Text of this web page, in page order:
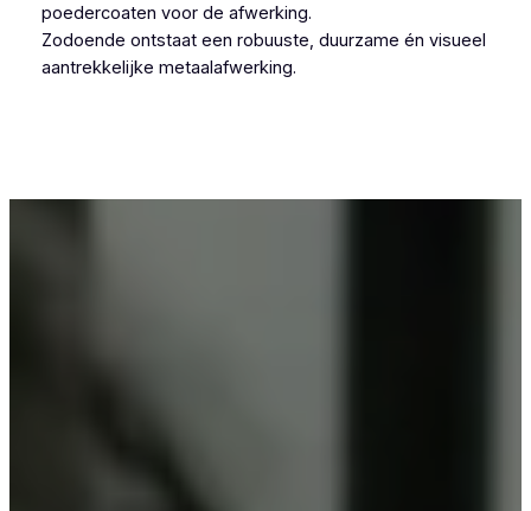
poedercoaten voor de afwerking.
Zodoende ontstaat een robuuste, duurzame én visueel
aantrekkelijke metaalafwerking.